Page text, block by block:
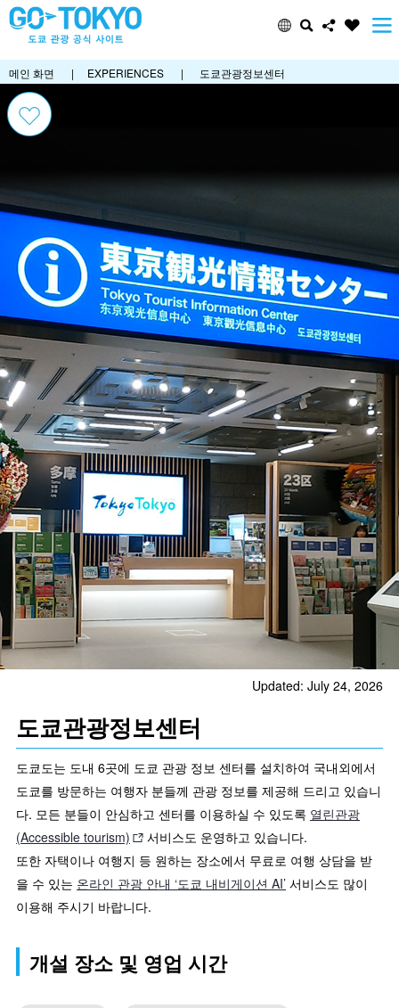
메인 화면 | EXPERIENCES | 도쿄관광정보센터
Updated: July 24, 2026
도쿄관광정보센터
도쿄도는 도내 6곳에 도쿄 관광 정보 센터를 설치하여 국내외에서
도쿄를 방문하는 여행자 분들께 관광 정보를 제공해 드리고 있습니
다. 모든 분들이 안심하고 센터를 이용하실 수 있도록 열린관광
(Accessible tourism)
서비스도 운영하고 있습니다.
또한 자택이나 여행지 등 원하는 장소에서 무료로 여행 상담을 받
을 수 있는 온라인 관광 안내 ‘도쿄 내비게이션 AI’ 서비스도 많이
이용해 주시기 바랍니다.
개설 장소 및 영업 시간